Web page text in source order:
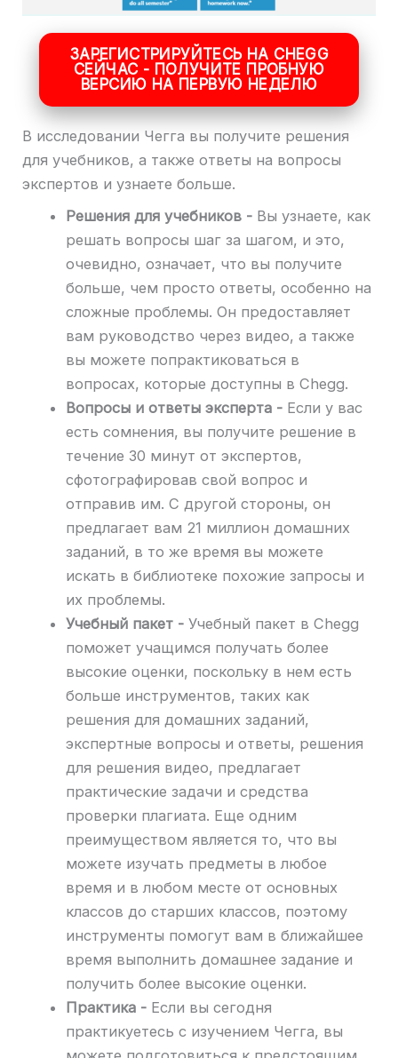
ЗАРЕГИСТРИРУЙТЕСЬ НА CHEGG
СЕЙЧАС - ПОЛУЧИТЕ ПРОБНУЮ
ВЕРСИЮ НА ПЕРВУЮ НЕДЕЛЮ
В исследовании Чегга вы получите решения
для учебников, а также ответы на вопросы
экспертов и узнаете больше.
Решения для учебников - Вы узнаете, как
решать вопросы шаг за шагом, и это,
очевидно, означает, что вы получите
больше, чем просто ответы, особенно на
сложные проблемы. Он предоставляет
вам руководство через видео, а также
вы можете попрактиковаться в
вопросах, которые доступны в Chegg.
Вопросы и ответы эксперта - Если у вас
есть сомнения, вы получите решение в
течение 30 минут от экспертов,
сфотографировав свой вопрос и
отправив им. С другой стороны, он
предлагает вам 21 миллион домашних
заданий, в то же время вы можете
искать в библиотеке похожие запросы и
их проблемы.
Учебный пакет -Учебный пакет в Chegg
поможет учащимся получать более
высокие оценки, поскольку в нем есть
больше инструментов, таких как
решения для домашних заданий,
экспертные вопросы и ответы, решения
для решения видео, предлагает
практические задачи и средства
проверки плагиата. Еще одним
преимуществом является то, что вы
можете изучать предметы в любое
время и в любом месте от основных
классов до старших классов, поэтому
инструменты помогут вам в ближайшее
время выполнить домашнее задание и
получить более высокие оценки.
Практика - Если вы сегодня
практикуетесь с изучением Чегга, вы